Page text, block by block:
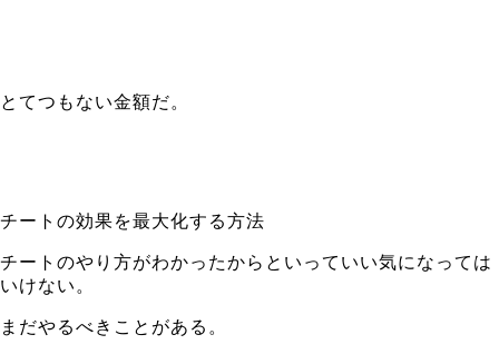
とてつもない金額だ。
チートの効果を最大化する方法
チートのやり方がわかったからといっていい気になっては
いけない。
まだやるべきことがある。